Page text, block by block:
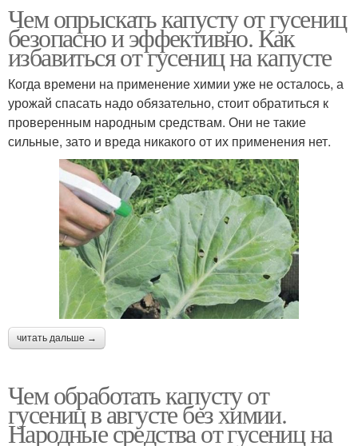
Чем опрыскать капусту от гусениц
безопасно и эффективно. Как
избавиться от гусениц на капусте
Когда времени на применение химии уже не осталось, а
урожай спасать надо обязательно, стоит обратиться к
проверенным народным средствам. Они не такие
сильные, зато и вреда никакого от их применения нет.
читать дальше →
Чем обработать капусту от
гусениц в августе без химии.
Народные средства от гусениц на